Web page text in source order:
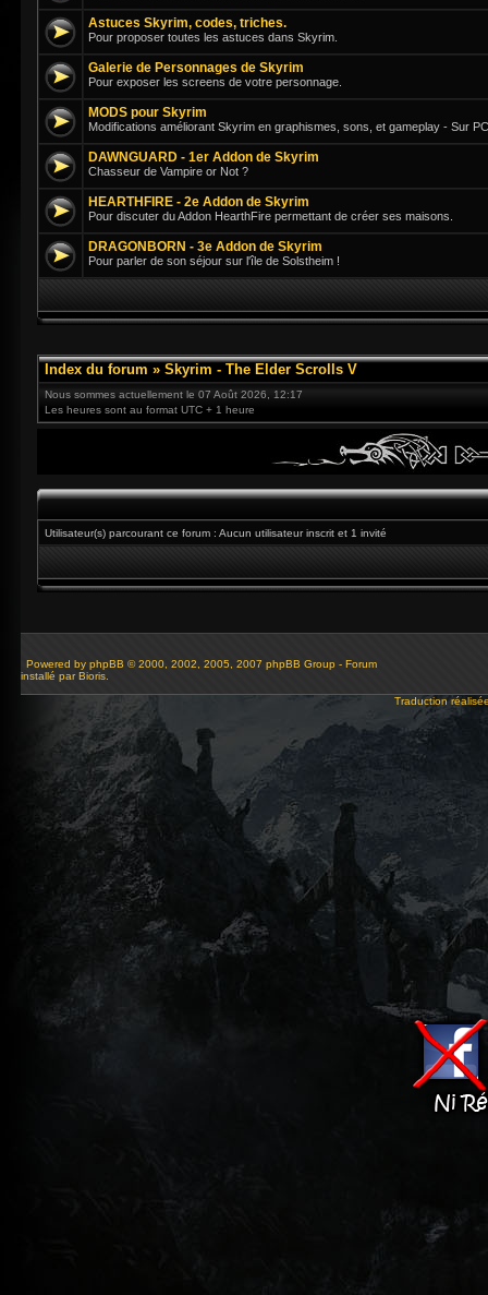
Astuces Skyrim, codes, triches.
Pour proposer toutes les astuces dans Skyrim.
Galerie de Personnages de Skyrim
Pour exposer les screens de votre personnage.
MODS pour Skyrim
Modifications améliorant Skyrim en graphismes, sons, et gameplay - Sur
DAWNGUARD - 1er Addon de Skyrim
Chasseur de Vampire or Not ?
HEARTHFIRE - 2e Addon de Skyrim
Pour discuter du Addon HearthFire permettant de créer ses maisons.
DRAGONBORN - 3e Addon de Skyrim
Pour parler de son séjour sur l'île de Solstheim !
Index du forum » Skyrim - The Elder Scrolls V
Nous sommes actuellement le 07 Août 2026, 12:17
Les heures sont au format UTC + 1 heure
Utilisateur(s) parcourant ce forum : Aucun utilisateur inscrit et 1 invité
Powered by phpBB © 2000, 2002, 2005, 2007 phpBB Group - Forum
installé par Bioris.
Traduction